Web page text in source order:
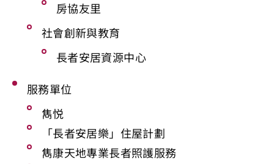
房協友里
社會創新與教育
長者安居資源中心
服務單位
雋悦
「長者安居樂」住屋計劃
雋康天地專業長者照護服務